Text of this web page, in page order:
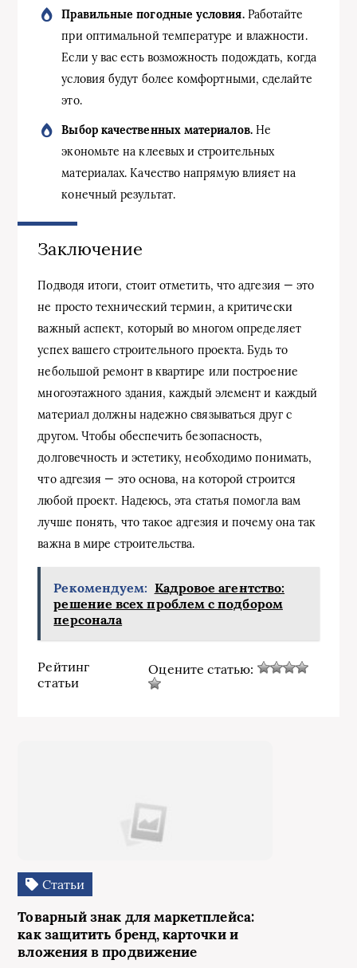
Правильные погодные условия.Работайте
при оптимальной температуре и влажности.
Если у вас есть возможность подождать, когда
условия будут более комфортными, сделайте
это.
Выбор качественных материалов.Не
экономьте на клеевых и строительных
материалах. Качество напрямую влияет на
конечный результат.
Заключение
Подводя итоги, стоит отметить, что адгезия — это
не просто технический термин, а критически
важный аспект, который во многом определяет
успех вашего строительного проекта. Будь то
небольшой ремонт в квартире или построение
многоэтажного здания, каждый элемент и каждый
материал должны надежно связываться друг с
другом. Чтобы обеспечить безопасность,
долговечность и эстетику, необходимо понимать,
что адгезия — это основа, на которой строится
любой проект. Надеюсь, эта статья помогла вам
лучше понять, что такое адгезия и почему она так
важна в мире строительства.
Рекомендуем: Кадровое агентство:
решение всех проблем с подбором
персонала
Рейтинг
статьи
Оцените статью:
Статьи
Товарный знак для маркетплейса:
как защитить бренд, карточки и
вложения в продвижение